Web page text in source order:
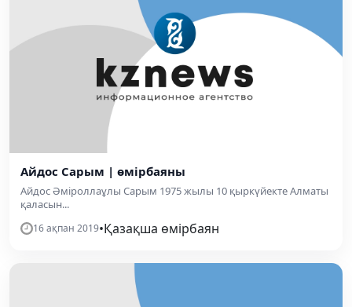
Айдос Сарым | өмірбаяны
Айдос Әміроллаұлы Сарым 1975 жылы 10 қыркүйекте Алматы
қаласын...
16 ақпан 2019•Қазақша өмірбаян